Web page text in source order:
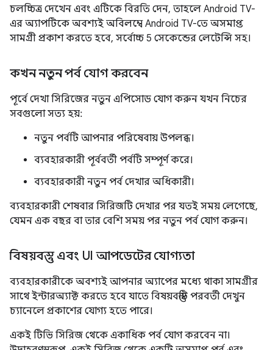
চলচ্চিত্র দেখেন এবং এটিকে বিরতি দেন, তাহলে Android TV-
এর অ্যাপটিকে অবশ্যই অবিলম্বে Android TV-তে অসমাপ্ত
সামগ্রী প্রকাশ করতে হবে, সর্বোচ্চ 5 সেকেন্ডের লেটেন্সি সহ।
কখন নতুন পর্ব যোগ করবেন
পূর্বে দেখা সিরিজের নতুন এপিসোড যোগ করুন যখন নিচের
সবগুলো সত্য হয়:
নতুন পর্বটি আপনার পরিষেবায় উপলব্ধ।
ব্যবহারকারী পূর্ববর্তী পর্বটি সম্পূর্ণ করে।
ব্যবহারকারী নতুন পর্ব দেখার অধিকারী।
ব্যবহারকারী শেষবার সিরিজটি দেখার পর যতই সময় লেগেছে,
যেমন এক বছর বা তার বেশি সময় পর নতুন পর্ব যোগ করুন।
বিষয়বস্তু এবং UI আপডেটের যোগ্যতা
ব্যবহারকারীকে অবশ্যই আপনার অ্যাপের মধ্যে থাকা সামগ্রীর
সাথে ইন্টারঅ্যাক্ট করতে হবে যাতে বিষয়বস্তুটি পরবর্তী দেখুন
চ্যানেলে প্রকাশের যোগ্য হতে পারে।
একই টিভি সিরিজ থেকে একাধিক পর্ব যোগ করবেন না।